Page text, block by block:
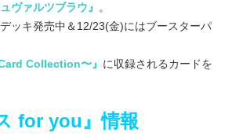
ヴァルツブラウ』
。
ッキ発売中＆12/23(金)にはブースターパ
Collection〜』 に収録されるカードを
for you』情報